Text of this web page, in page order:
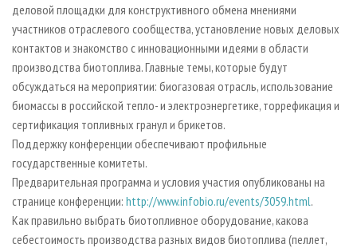
деловой площадки для конструктивного обмена мнениями
участников отраслевого сообщества, установление новых деловых
контактов и знакомство с инновационными идеями в области
производства биотоплива. Главные темы, которые будут
обсуждаться на мероприятии: биогазовая отрасль, использование
биомассы в российской тепло- и электроэнергетике, торрефикация и
сертификация топливных гранул и брикетов.
Поддержку конференции обеспечивают профильные
государственные комитеты.
Предварительная программа и условия участия опубликованы на
странице конференции: http://www.infobio.ru/events/3059.html.
Как правильно выбрать биотопливное оборудование, какова
себестоимость производства разных видов биотоплива (пеллет,